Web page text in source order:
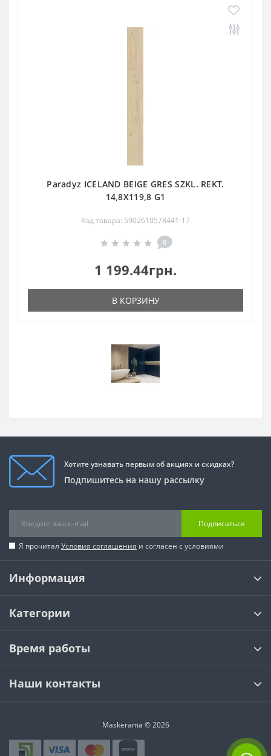
Paradyz ICELAND BEIGE GRES SZKL. REKT.
14,8X119,8 G1
Код товара: 5902610578441-17
0
1 199.44грн.
В КОРЗИНУ
Хотите узнавать первым об акциях и скидках?
Подпишитесь на нашу рассылку
Подписаться
Я прочитал Условия соглашения и согласен с условиями
Информация
Категории
Время работы
Наши контакты
Maskerama © 2026